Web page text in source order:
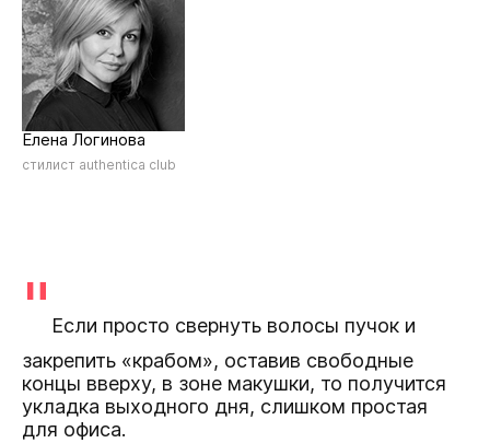
Елена Логинова
стилист authentica club
" Если просто свернуть волосы пучок и
закрепить «крабом», оставив свободные
концы вверху, в зоне макушки, то получится
укладка выходного дня, слишком простая
для офиса.